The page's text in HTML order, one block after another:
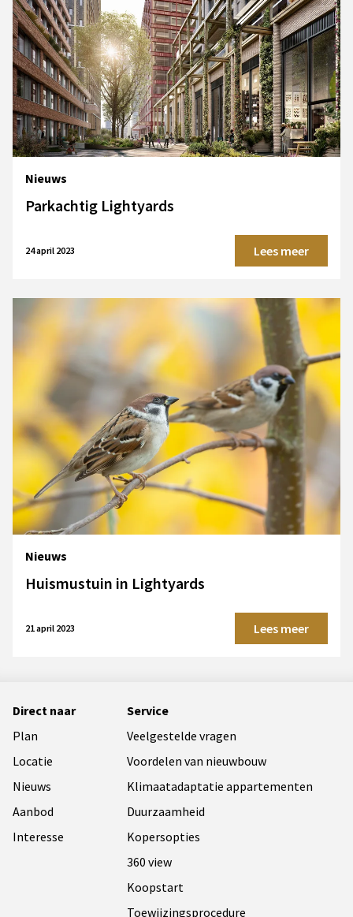
Nieuws
Parkachtig Lightyards
24 april 2023 Lees meer
Nieuws
Huismustuin in Lightyards
21 april 2023 Lees meer
Direct naar
Plan
Locatie
Nieuws
Aanbod
Interesse
Service
Veelgestelde vragen
Voordelen van nieuwbouw
Klimaatadaptatie appartementen
Duurzaamheid
Kopersopties
360 view
Koopstart
Toewijzingsprocedure